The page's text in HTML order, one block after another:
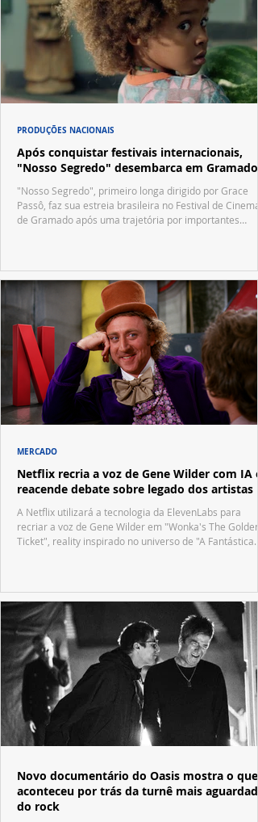
Após conquistar festivais internacionais,
"Nosso Segredo" desembarca em Gramado
"Nosso Segredo", primeiro longa dirigido por Grace
Passô, faz sua estreia brasileira no Festival de Cinema
de Gramado após uma trajetória por importantes
PRODUÇÕES NACIONAIS
Netflix recria a voz de Gene Wilder com IA e
reacende debate sobre legado dos artistas
A Netflix utilizará a tecnologia da ElevenLabs para
recriar a voz de Gene Wilder em "Wonka's The Golden
Ticket", reality inspirado no universo de "A Fantástica
MERCADO
Novo documentário do Oasis mostra o que
aconteceu por trás da turnê mais aguardada
do rock